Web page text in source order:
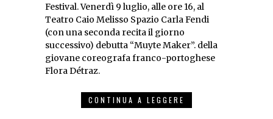
Festival. Venerdì 9 luglio, alle ore 16, al
Teatro Caio Melisso Spazio Carla Fendi
(con una seconda recita il giorno
successivo) debutta “Muyte Maker”. della
giovane coreografa franco-portoghese
Flora Détraz.
CONTINUA A LEGGERE